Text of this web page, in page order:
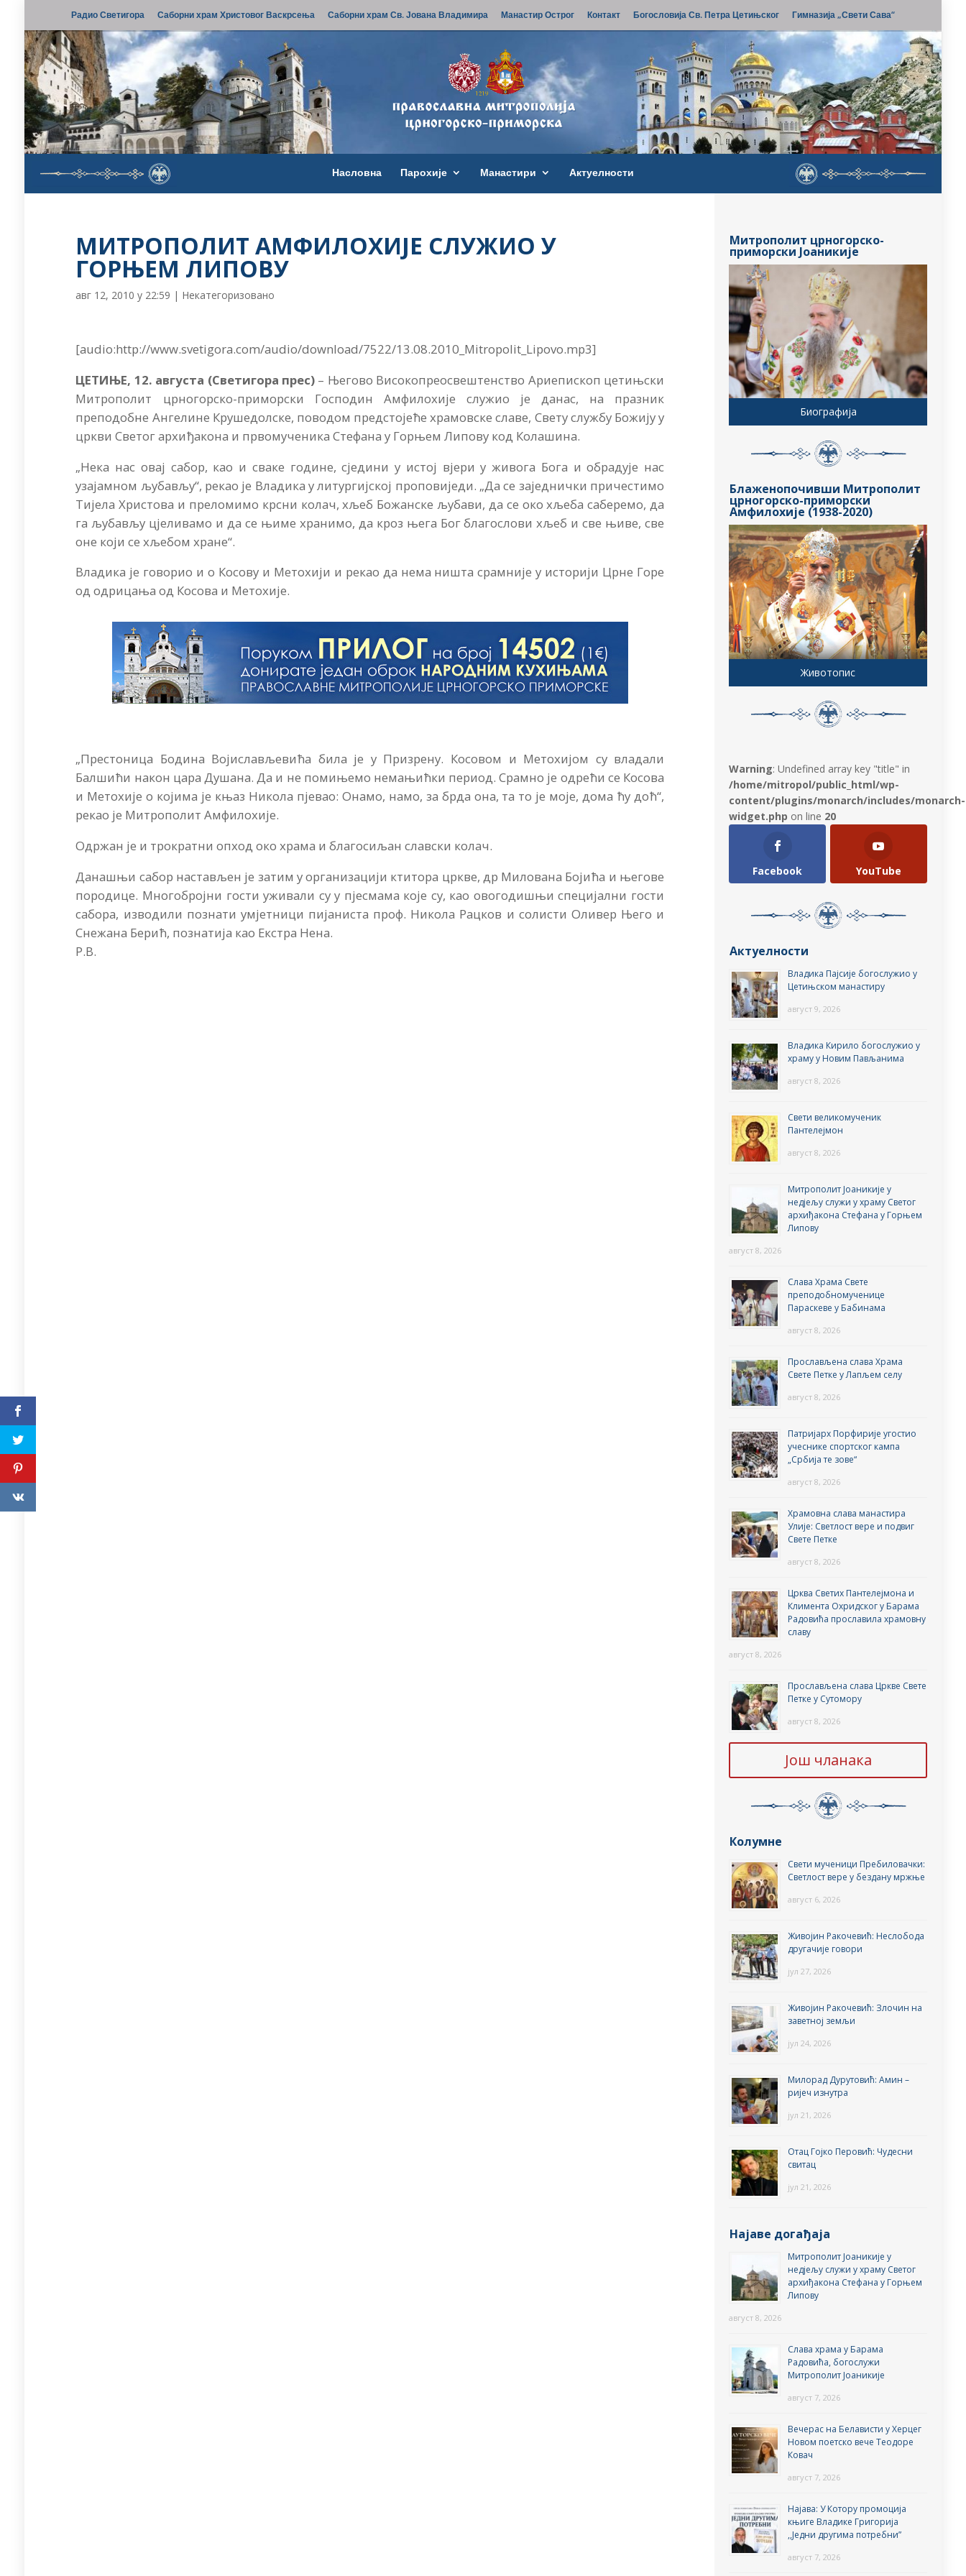
Радио Светигора Саборни храм Христовог Васкрсења Саборни храм Св. Јована Владимира Манастир Острог Контакт Богословија Св. Петра Цетињског Гимназија „Свети Сава“
Насловна Парохије Манастири Актуелности
МИТРОПОЛИТ АМФИЛОХИЈЕ СЛУЖИО У
ГОРЊЕМ ЛИПОВУ
авг 12, 2010 у 22:59 | Некатегоризовано
[audio:http://www.svetigora.com/audio/download/7522/13.08.2010_Mitropolit_Lipovo.mp3]
ЦЕТИЊЕ, 12. августа (Светигора прес) – Његово Високопреосвештенство Ариепископ цетињски
Митрополит црногорско-приморски Господин Амфилохије служио је данас, на празник
преподобне Ангелине Крушедолске, поводом предстојеће храмовске славе, Свету службу Божију у
цркви Светог архиђакона и првомученика Стефана у Горњем Липову код Колашина.
„Нека нас овај сабор, као и сваке године, сједини у истој вјери у живога Бога и обрадује нас
узајамном љубављу“, рекао је Владика у литургијској проповиједи. „Да се заједнички причестимо
Тијела Христова и преломимо крсни колач, хљеб Божанске љубави, да се око хљеба саберемо, да
га љубављу цјеливамо и да се њиме хранимо, да кроз њега Бог благослови хљеб и све њиве, све
оне који се хљебом хране“.
Владика је говорио и о Косову и Mетохији и рекао да нема ништа срамније у историји Црне Горе
од одрицања од Косова и Метохије.
„Престоница Бодина Војислављевића била је у Призрену. Косовом и Метохијом су владали
Балшићи након цара Душана. Да и не помињемо немањићки период. Срамно је одрећи се Косова
и Метохије о којима је књаз Никола пјевао: Онамо, намо, за брда она, та то је моје, дома ћу доћ“,
рекао је Митрополит Амфилохије.
Одржан је и трократни опход око храма и благосиљан славски колач.
Данашњи сабор настављен је затим у организацији ктитора цркве, др Милована Бојића и његове
породице. Многобројни гости уживали су у пјесмама које су, као овогодишњи специјални гости
сабора, изводили познати умјетници пијаниста проф. Никола Рацков и солисти Оливер Њего и
Снежана Берић, познатија као Екстра Нена.
Р.В.
Митрополит црногорско-
приморски Јоаникије
Биографија
Блаженопочивши Митрополит
црногорско-приморски
Амфилохије (1938-2020)
Животопис
Warning: Undefined array key "title" in
/home/mitropol/public_html/wp-
content/plugins/monarch/includes/monarch-
widget.php on line 20
Facebook YouTube
Актуелности
Владика Пајсије богослужио у
Цетињском манастиру
август 9, 2026
Владика Кирило богослужио у
храму у Новим Пављанима
август 8, 2026
Свети великомученик
Пантелејмон
август 8, 2026
Митрополит Јоаникије у
недјељу служи у храму Светог
архиђакона Стефана у Горњем
Липову
август 8, 2026
Слава Храма Свете
преподобномученице
Параскеве у Бабинама
август 8, 2026
Прослављена слава Храма
Свете Петке у Лапљем селу
август 8, 2026
Патријарх Порфирије угостио
учеснике спортског кампа
„Србија те зове“
август 8, 2026
Храмовна слава манастира
Улије: Светлост вере и подвиг
Свете Петке
август 8, 2026
Црква Светих Пантелејмона и
Климента Охридског у Барама
Радовића прославила храмовну
славу
август 8, 2026
Прослављена слава Цркве Свете
Петке у Сутомору
август 8, 2026
Још чланака
Колумне
Свети мученици Пребиловачки:
Светлост вере у бездану мржње
август 6, 2026
Живојин Ракочевић: Неслобода
другачије говори
јул 27, 2026
Живојин Ракочевић: Злочин на
заветној земљи
јул 24, 2026
Милорад Дурутовић: Амин –
ријеч изнутра
јул 21, 2026
Отац Гојко Перовић: Чудесни
свитац
јул 21, 2026
Најаве догађаја
Митрополит Јоаникије у
недјељу служи у храму Светог
архиђакона Стефана у Горњем
Липову
август 8, 2026
Слава храма у Барама
Радовића, богослужи
Митрополит Јоаникије
август 7, 2026
Вечерас на Белависти у Херцег
Новом поетско вече Теодоре
Ковач
август 7, 2026
Најава: У Котору промоција
књиге Владике Григорија
,,Једни другима потребни”
август 7, 2026